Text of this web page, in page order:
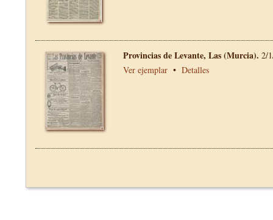
Provincias de Levante, Las (Murcia). 2/
Ver ejemplar • Detalles